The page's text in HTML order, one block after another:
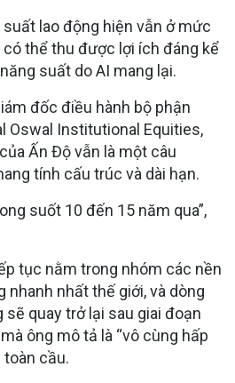
lao động hiện vẫn ở mức
thể thu được lợi ích đáng kể
suất do AI mang lại.
đốc điều hành bộ phận
Oswal Institutional Equities,
Ấn Độ vẫn là một câu
tính cấu trúc và dài hạn.
suốt 10 đến 15 năm qua”,
tục nằm trong nhóm các nền
nhanh nhất thế giới, và dòng
quay trở lại sau giai đoạn
ông mô tả là “vô cùng hấp
toàn cầu.